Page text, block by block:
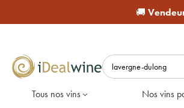
🚚
Tous nos vins Nos vins